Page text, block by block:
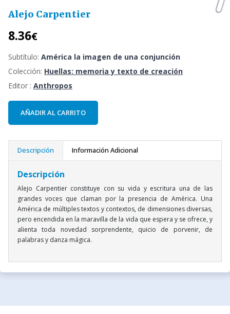
Alejo Carpentier
8.36€
Subtítulo: América la imagen de una conjunción
Colección: Huellas: memoria y texto de creación
Editor : Anthropos
AÑADIR AL CARRITO
Descripción Información Adicional
Descripción
Alejo Carpentier constituye con su vida y escritura una de las
grandes voces que claman por la presencia de América. Una
América de múltiples textos y contextos, de dimensiones diversas,
pero encendida en la maravilla de la vida que espera y se ofrece, y
alienta toda novedad sorprendente, quicio de porvenir, de
palabras y danza mágica.